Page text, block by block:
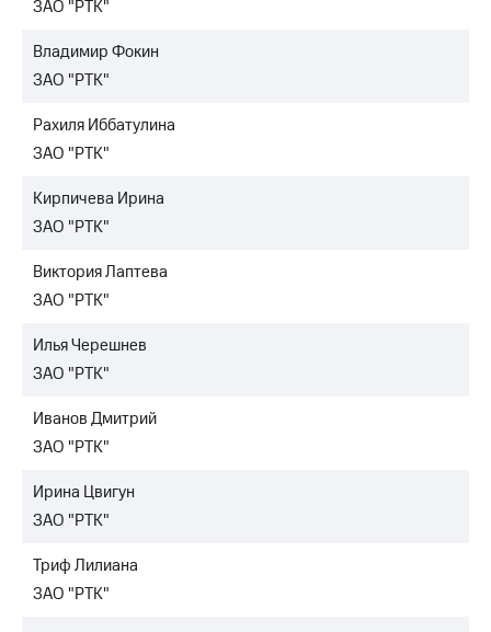
ЗАО "РТК"
Владимир Фокин
ЗАО "РТК"
Рахиля Иббатулина
ЗАО "РТК"
Кирпичева Ирина
ЗАО "РТК"
Виктория Лаптева
ЗАО "РТК"
Илья Черешнев
ЗАО "РТК"
Иванов Дмитрий
ЗАО "РТК"
Ирина Цвигун
ЗАО "РТК"
Триф Лилиана
ЗАО "РТК"